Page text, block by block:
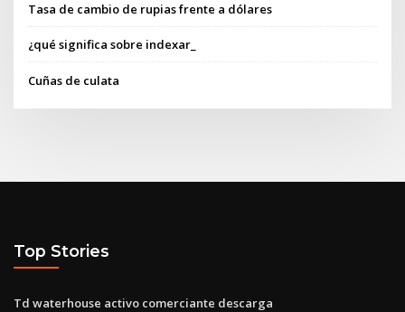
Tasa de cambio de rupias frente a dólares
¿qué significa sobre indexar_
Cuñas de culata
Top Stories
Td waterhouse activo comerciante descarga